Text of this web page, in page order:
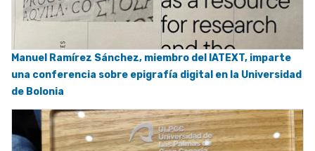
Manuel Ramírez Sánchez, miembro del IATEXT, imparte
una conferencia sobre epigrafía digital en la Universidad
de Bolonia